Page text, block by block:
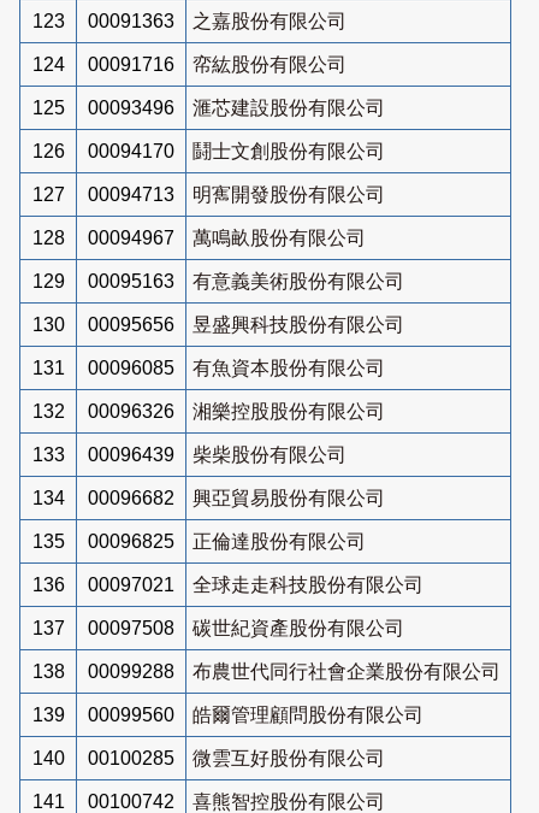
123 00091363 之嘉股份有限公司
124 00091716 帟紘股份有限公司
125 00093496 滙芯建設股份有限公司
126 00094170 鬪士文創股份有限公司
127 00094713 明寯開發股份有限公司
128 00094967 萬鳴畝股份有限公司
129 00095163 有意義美術股份有限公司
130 00095656 昱盛興科技股份有限公司
131 00096085 有魚資本股份有限公司
132 00096326 湘樂控股股份有限公司
133 00096439 柴柴股份有限公司
134 00096682 興亞貿易股份有限公司
135 00096825 正倫達股份有限公司
136 00097021 全球走走科技股份有限公司
137 00097508 碳世紀資產股份有限公司
138 00099288 布農世代同行社會企業股份有限公司
139 00099560 皓爾管理顧問股份有限公司
140 00100285 微雲互好股份有限公司
141 00100742 喜熊智控股份有限公司